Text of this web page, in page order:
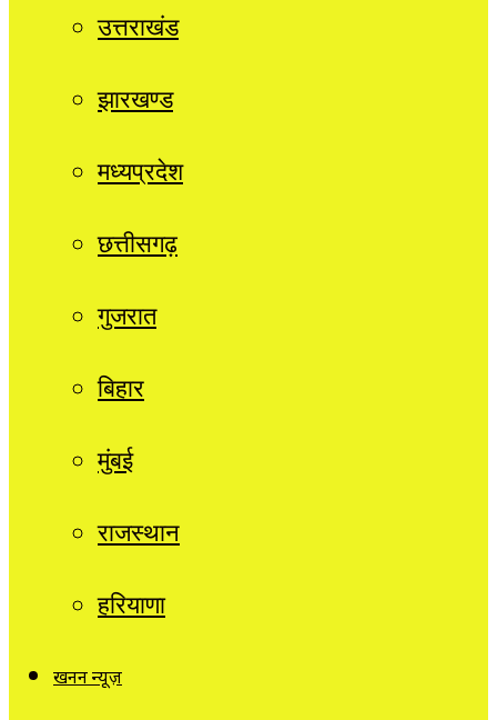
उत्तराखंड
झारखण्ड
मध्यप्रदेश
छत्तीसगढ़
गुजरात
बिहार
मुंबई
राजस्थान
हरियाणा
खनन न्यूज़